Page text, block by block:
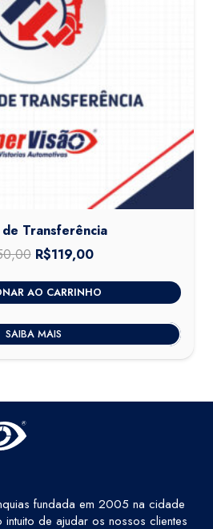
Transferência
O
preço
original
era:
R$150,00.
R$119,00O
preço
atual
é:
R$119,00.
AO CARRINHO
SAIBA MAIS
fundada em 2005 na cidade
de ajudar os nossos clientes